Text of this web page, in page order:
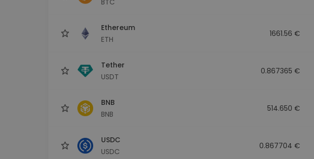
Finde deine Krypto-Strategie
Ethereum
ETH
1661.56 €
Tether
USDT
0.867365 €
BNB
BNB
514.650 €
USDC
USDC
0.867704 €